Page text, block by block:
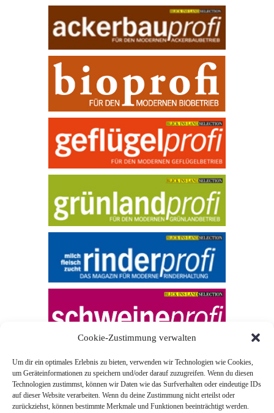
Cookie-Zustimmung verwalten
Um dir ein optimales Erlebnis zu bieten, verwenden wir Technologien wie Cookies,
um Geräteinformationen zu speichern und/oder darauf zuzugreifen. Wenn du diesen
Technologien zustimmst, können wir Daten wie das Surfverhalten oder eindeutige IDs
auf dieser Website verarbeiten. Wenn du deine Zustimmung nicht erteilst oder
zurückziehst, können bestimmte Merkmale und Funktionen beeinträchtigt werden.